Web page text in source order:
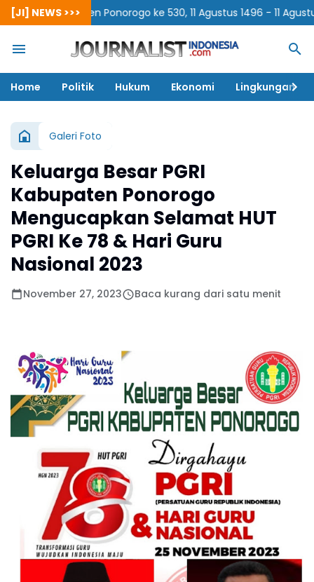
[JI] NEWS >>>Ponorogo ke 530, 11 Agustus 1496 - 11 Agustus 2026
Home Politik Hukum Ekonomi Lingkungan
Galeri Foto
Keluarga Besar PGRI
Kabupaten Ponorogo
Mengucapkan Selamat HUT
PGRI Ke 78 & Hari Guru
Nasional 2023
November 27, 2023 Baca kurang dari satu menit